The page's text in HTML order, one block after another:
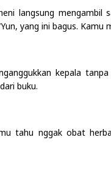
langsung mengambil
yang ini bagus. Kamu
kepala tanpa
buku.
tahu nggak obat